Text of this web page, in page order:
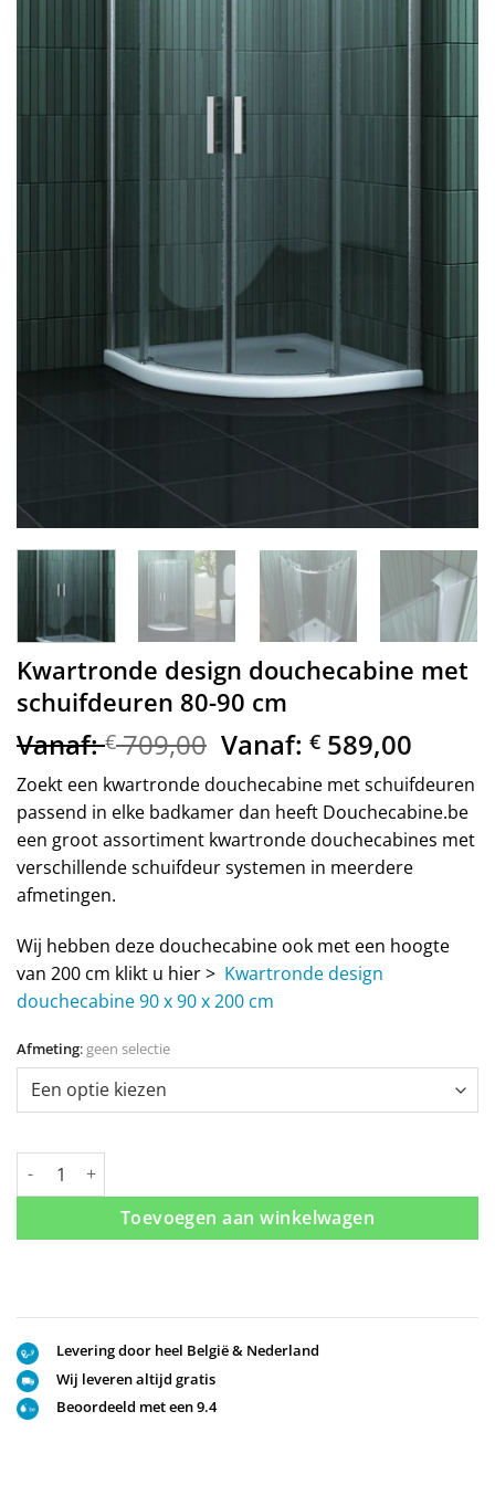
Kwartronde design douchecabine met
schuifdeuren 80-90 cm
Vanaf:€709,00 Vanaf:€ 589,00
Zoekt een kwartronde douchecabine met schuifdeuren
passend in elke badkamer dan heeft Douchecabine.be
een groot assortiment kwartronde douchecabines met
verschillende schuifdeur systemen in meerdere
afmetingen.
Wij hebben deze douchecabine ook met een hoogte
van 200 cm klikt u hier > Kwartronde design
douchecabine 90 x 90 x 200 cm
Afmeting:geen selectie
Kwartronde design douchecabine met schuifdeuren 80-90 cm
Toevoegen aan winkelwagen
Levering door heel België & Nederland
Wij leveren altijd gratis
Beoordeeld met een 9.4